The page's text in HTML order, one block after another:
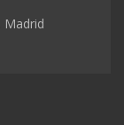
Madrid